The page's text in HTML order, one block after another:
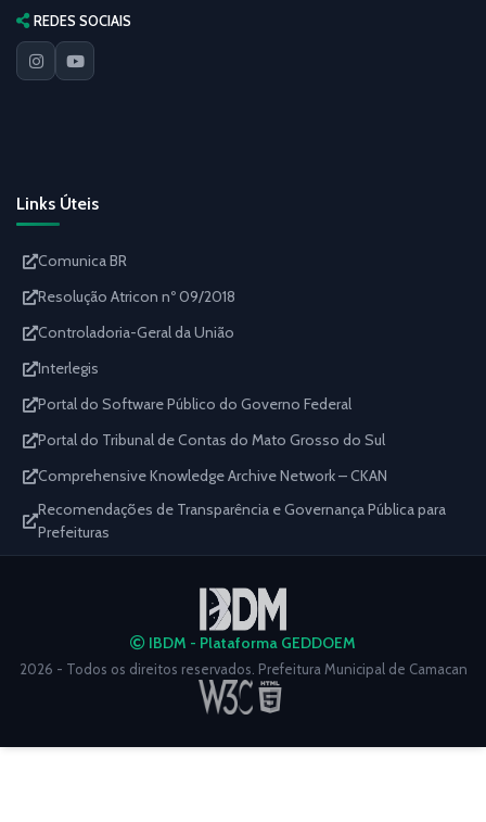
REDES SOCIAIS
Links Úteis
Comunica BR
Resolução Atricon nº 09/2018
Controladoria-Geral da União
Interlegis
Portal do Software Público do Governo Federal
Portal do Tribunal de Contas do Mato Grosso do Sul
Comprehensive Knowledge Archive Network – CKAN
Recomendações de Transparência e Governança Pública para
Prefeituras
IBDM - Plataforma GEDDOEM
2026 - Todos os direitos reservados. Prefeitura Municipal de Camacan